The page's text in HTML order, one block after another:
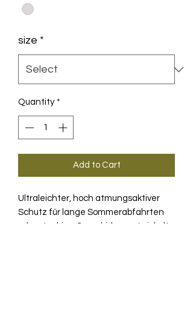
size *
Quantity *
Add to Cart
Ultraleichter, hoch atmungsaktiver
Schutz für lange Sommerabfahrten
oder staubige Gravelrides, entwickelt